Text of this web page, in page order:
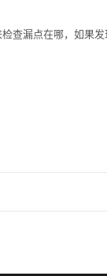
查漏点在哪，如果